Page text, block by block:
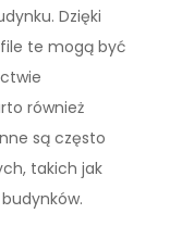
Dzięki
te mogą być
również
są często
takich jak